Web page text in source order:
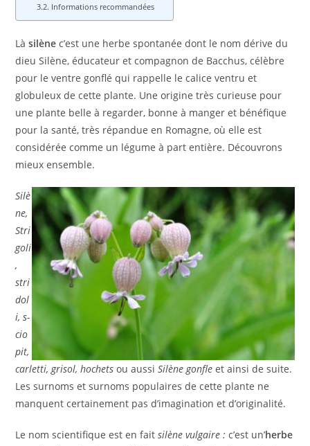
Informations recommandées
Là silènec’est une herbe spontanée dont le nom dérive du
dieu Silène, éducateur et compagnon de Bacchus, célèbre
pour le ventre gonflé qui rappelle le calice ventru et
globuleux de cette plante. Une origine très curieuse pour
une plante belle à regarder, bonne à manger et bénéfique
pour la santé, très répandue en Romagne, où elle est
considérée comme un légume à part entière. Découvrons
mieux ensemble.
Silè
ne,
Stri
goli
,
stri
dol
i, s-
cio
pit,
carletti, grisol, hochets ou aussiSilène gonfle et ainsi de suite.
Les surnoms et surnoms populaires de cette plante ne
manquent certainement pas d’imagination et d’originalité.
Le nom scientifique est en faitsilène vulgaire :c’est un’herbe